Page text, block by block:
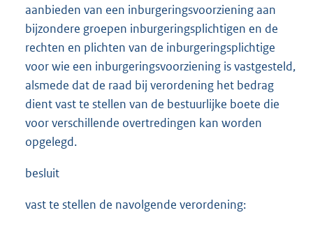
aanbieden van een inburgeringsvoorziening aan
bijzondere groepen inburgeringsplichtigen en de
rechten en plichten van de inburgeringsplichtige
voor wie een inburgeringsvoorziening is vastgesteld,
alsmede dat de raad bij verordening het bedrag
dient vast te stellen van de bestuurlijke boete die
voor verschillende overtredingen kan worden
opgelegd.
besluit
vast te stellen de navolgende verordening: